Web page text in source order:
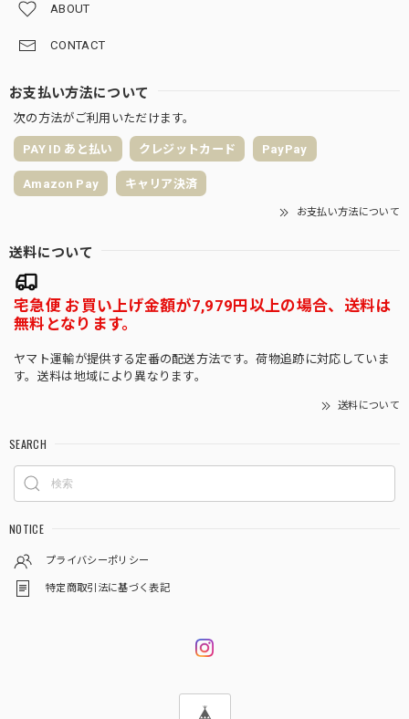
ABOUT
CONTACT
お支払い方法について
次の方法がご利用いただけます。
PAY ID あと払い クレジットカード PayPay
Amazon Pay キャリア決済
お支払い方法について
送料について
宅急便 お買い上げ金額が7,979円以上の場合、送料は
無料となります。
ヤマト運輸が提供する定番の配送方法です。荷物追跡に対応していま
す。送料は地域により異なります。
送料について
SEARCH
NOTICE
プライバシーポリシー
特定商取引法に基づく表記